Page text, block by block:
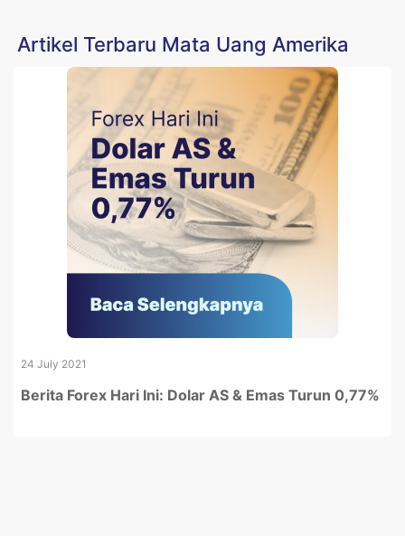
Artikel Terbaru Mata Uang Amerika
24 July 2021
Berita Forex Hari Ini: Dolar AS & Emas Turun 0,77%